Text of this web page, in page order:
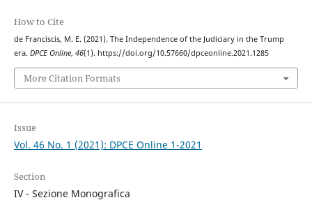
How to Cite
de Franciscis, M. E. (2021). The Independence of the Judiciary in the Trump
era. DPCE Online, 46(1). https://doi.org/10.57660/dpceonline.2021.1285
More Citation Formats
Issue
Vol. 46 No. 1 (2021): DPCE Online 1-2021
Section
IV - Sezione Monografica